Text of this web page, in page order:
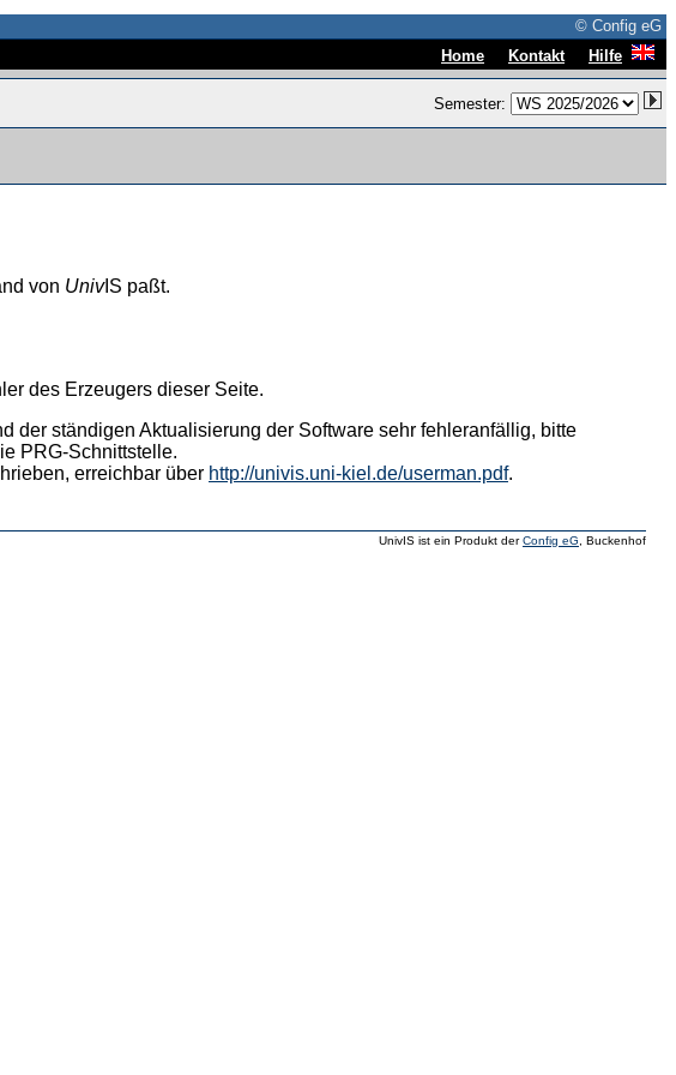
© Config eG
Home Kontakt Hilfe
Semester:
von UnivIS paßt.
des Erzeugers dieser Seite.
der ständigen Aktualisierung der Software sehr fehleranfällig, bitte
PRG-Schnittstelle.
erreichbar über http://univis.uni-kiel.de/userman.pdf.
UnivIS ist ein Produkt derConfig eG , Buckenhof